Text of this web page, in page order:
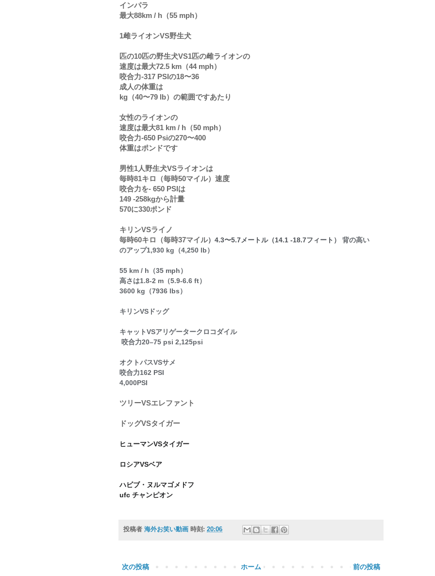
インパラ
最大88km / h（55 mph）
1雌ライオンVS野生犬
匹の10匹の野生犬VS1匹の雌ライオンの
速度は最大72.5 km（44 mph）
咬合力-317 PSIの18〜36
成人の体重は
kg（40〜79 lb）の範囲ですあたり
女性のライオンの
速度は最大81 km / h（50 mph）
咬合力-650 Psiの270〜400
体重はポンドです
男性1人野生犬VSライオンは
毎時81キロ（毎時50マイル）速度
咬合力を- 650 PSIは
149 -258kgから計量
570に330ポンド
キリンVSライノ
毎時60キロ（毎時37マイル）4.3〜5.7メートル（14.1 -18.7フィート） 背の高い
のアップ1,930 kg（4,250 lb）
55 km / h（35 mph）
高さは1.8-2 m（5.9-6.6 ft）
3600 kg（7936 lbs）
キリンVSドッグ
キャットVSアリゲータークロコダイル
咬合力20–75 psi 2,125psi
オクトパスVSサメ
咬合力162 PSI
4,000PSI
ツリーVSエレファント
ドッグVSタイガー
ヒューマンVSタイガー
ロシアVSベア
ハビブ・ヌルマゴメドフ
ufc チャンピオン
投稿者 海外お笑い動画 時刻: 20:06
次の投稿 前の投稿
ホーム